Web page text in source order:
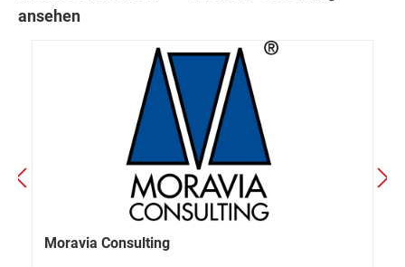
ansehen
Moravia Consulting